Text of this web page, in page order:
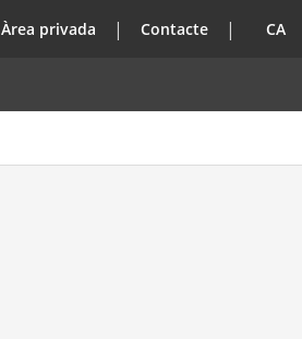
top
Àrea privada Contacte CA